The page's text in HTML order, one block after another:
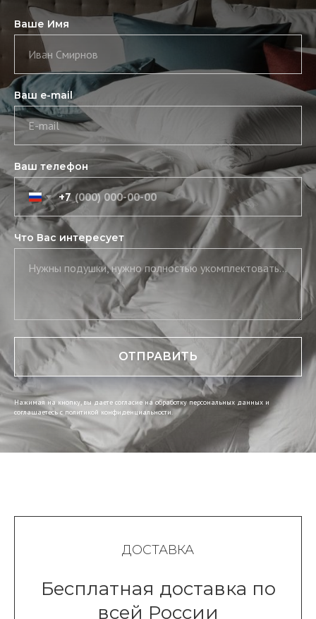
Ваше Имя
Иван Смирнов
Ваш e-mail
E-mail
Ваш телефон
+7
Что Вас интересует
Нужны подушки, нужно полностью укомплектовать постель, нужны скатерть и салфетки
ОТПРАВИТЬ
Нажимая на кнопку, вы даете согласие на обработку персональных данных и
соглашаетесь c политикой конфиденциальности.
ДОСТАВКА
Бесплатная доставка по
всей России